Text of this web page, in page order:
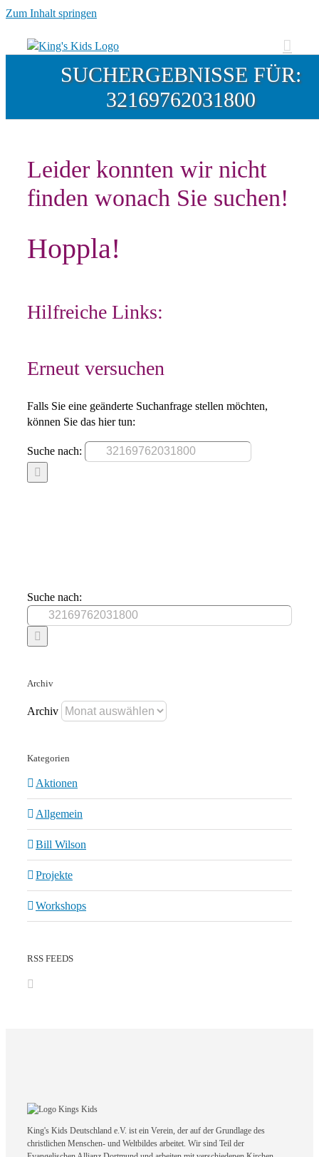
Zum Inhalt springen
SUCHERGEBNISSE FÜR:
32169762031800
Leider konnten wir nicht
finden wonach Sie suchen!
Hoppla!
Hilfreiche Links:
Erneut versuchen
Falls Sie eine geänderte Suchanfrage stellen möchten,
können Sie das hier tun:
Suche nach:
Suche nach:
Archiv
Archiv
Kategorien
Aktionen
Allgemein
Bill Wilson
Projekte
Workshops
RSS FEEDS
King's Kids Deutschland e.V. ist ein Verein, der auf der Grundlage des
christlichen Menschen- und Weltbildes arbeitet. Wir sind Teil der